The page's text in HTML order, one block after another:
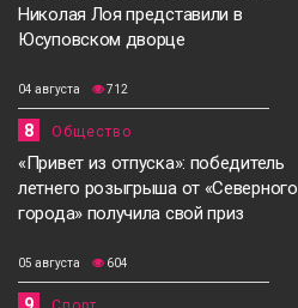
Николая Лоя представили в
Юсуповском дворце
04 августа 712
8 Общество
«Привет из отпуска»: победитель
летнего розыгрыша от «Северного
города» получила свой приз
05 августа 604
9